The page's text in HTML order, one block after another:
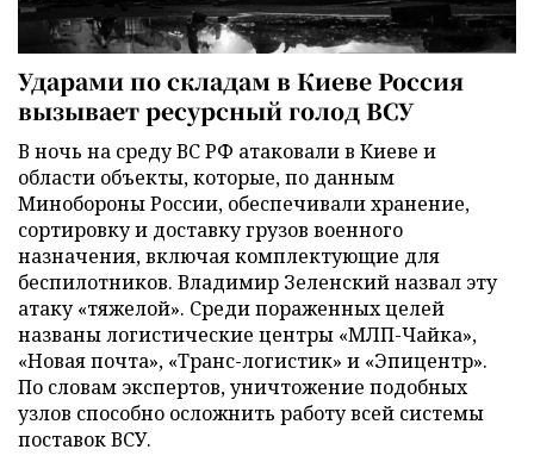
Ударами по складам в Киеве Россия
вызывает ресурсный голод ВСУ
В ночь на среду ВС РФ атаковали в Киеве и
области объекты, которые, по данным
Минобороны России, обеспечивали хранение,
сортировку и доставку грузов военного
назначения, включая комплектующие для
беспилотников. Владимир Зеленский назвал эту
атаку «тяжелой». Среди пораженных целей
названы логистические центры «МЛП-Чайка»,
«Новая почта», «Транс-логистик» и «Эпицентр».
По словам экспертов, уничтожение подобных
узлов способно осложнить работу всей системы
поставок ВСУ.